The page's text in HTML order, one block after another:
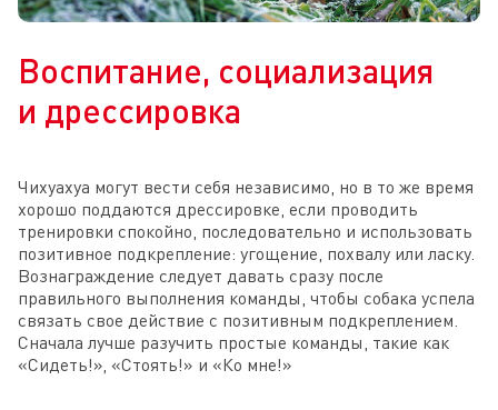
Воспитание, социализация
и дрессировка
Чихуахуа могут вести себя независимо, но в то же время
хорошо поддаются дрессировке, если проводить
тренировки спокойно, последовательно и использовать
позитивное подкрепление: угощение, похвалу или ласку.
Вознаграждение следует давать сразу после
правильного выполнения команды, чтобы собака успела
связать свое действие с позитивным подкреплением.
Сначала лучше разучить простые команды, такие как
«Сидеть!», «Стоять!» и «Ко мне!»